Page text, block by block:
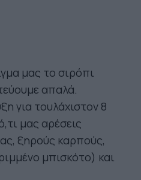
μας το σιρόπι
απαλά.
για τουλάχιστον 8
μας αρέσεις
ξηρούς καρπούς,
μπισκότο) και